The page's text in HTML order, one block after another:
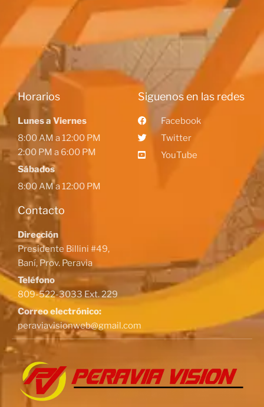
Horarios
Lunes a Viernes
8:00 AM a 12:00 PM
2:00 PM a 6:00 PM
Sábados
8:00 AM a 12:00 PM
Contacto
Dirección
Presidente Billini #49,
Baní, Prov. Peravia
Teléfono
809-522-3033 Ext. 229
Correo electrónico:
peraviavisionweb@gmail.com
Siguenos en las redes
Facebook
Twitter
YouTube